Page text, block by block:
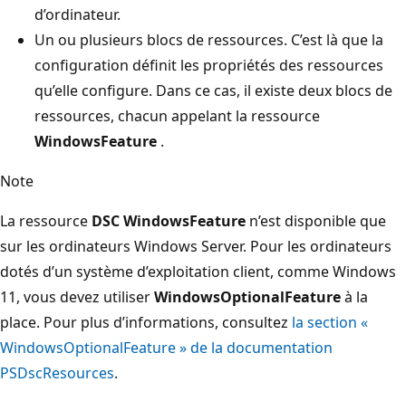
d’ordinateur.
Un ou plusieurs blocs de ressources. C’est là que la
configuration définit les propriétés des ressources
qu’elle configure. Dans ce cas, il existe deux blocs de
ressources, chacun appelant la ressource
WindowsFeature .
Note
La ressource DSC WindowsFeature n’est disponible que
sur les ordinateurs Windows Server. Pour les ordinateurs
dotés d’un système d’exploitation client, comme Windows
11, vous devez utiliserWindowsOptionalFeatureà la
place. Pour plus d’informations, consultez la section «
WindowsOptionalFeature » de la documentation
PSDscResources.